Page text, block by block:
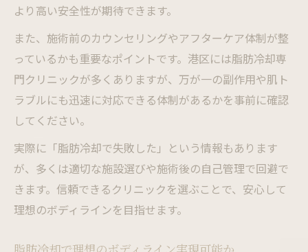
より高い安全性が期待できます。
また、施術前のカウンセリングやアフターケア体制が整
っているかも重要なポイントです。港区には脂肪冷却専
門クリニックが多くありますが、万が一の副作用や肌ト
ラブルにも迅速に対応できる体制があるかを事前に確認
してください。
実際に「脂肪冷却で失敗した」という情報もあります
が、多くは適切な施設選びや施術後の自己管理で回避で
きます。信頼できるクリニックを選ぶことで、安心して
理想のボディラインを目指せます。